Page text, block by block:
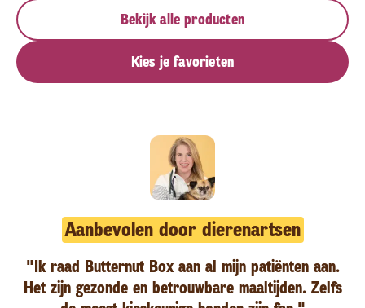
Bekijk alle producten
Kies je favorieten
Aanbevolen door dierenartsen
"Ik raad Butternut Box aan al mijn patiënten aan.
Het zijn gezonde en betrouwbare maaltijden. Zelfs